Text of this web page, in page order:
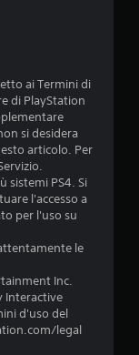
ai Termini di
di PlayStation
si desidera
articolo. Per
sistemi PS4. Si
l'accesso a
per l'uso su
le
Inc.
Interactive
d'uso del
legal